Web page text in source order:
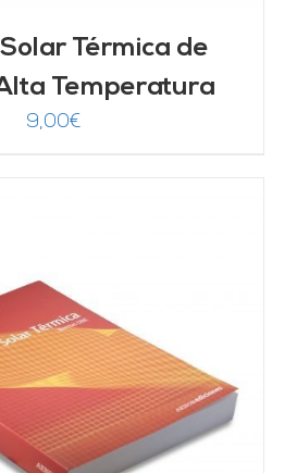
Térmica de
Temperatura
9,00€